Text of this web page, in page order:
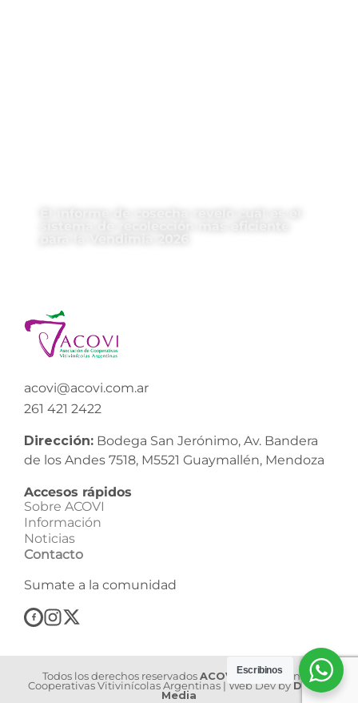
acovi@acovi.com.ar
261 421 2422
Dirección: Bodega San Jerónimo, Av. Bandera
de los Andes 7518, M5521 Guaymallén, Mendoza
Accesos rápidos
Sobre ACOVI
Información
Noticias
Contacto
Sumate a la comunidad
Todos los derechos reservados ACOVI | Asociación de
Cooperativas Vitivinícolas Argentinas | Web Dev by Dilook
Media
Escribinos